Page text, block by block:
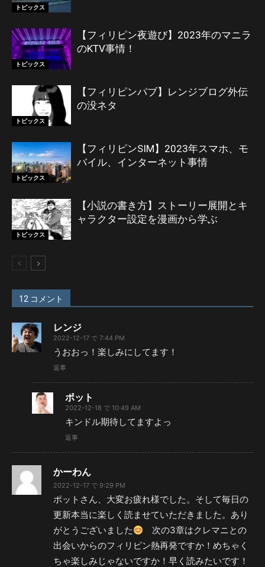
トピックス
トピックス
【フィリピン夜遊び】2023年のマニラ
のKTV事情！
トピックス
【フィリピンパブ】レンジブログ外伝
の没ネタ
トピックス
【フィリピンSIM】2023年スマホ、モ
バイル、インターネット事情
トピックス
【小説の書き方】ストーリー展開とキ
ャラクター設定を漫画から学ぶ
12 コメント
レンジ
2022-12-17 で 7:44 PM
うおおっ！楽しみにしてます！
返事
ポット
2022-12-18 で 10:49 AM
キンドル期待してますよっ
返事
かーわん
2022-12-17 で 9:29 PM
ポットさん、大変お疲れ様でした。そして毎日の
更新本当に楽しく読ませていただきました。あり
がとうございました
次の3章はクレマニとの
出会いからのフィリピン熱再発ですか！めちゃく
ちゃ楽しみじゃないですか！早く読みたいです！